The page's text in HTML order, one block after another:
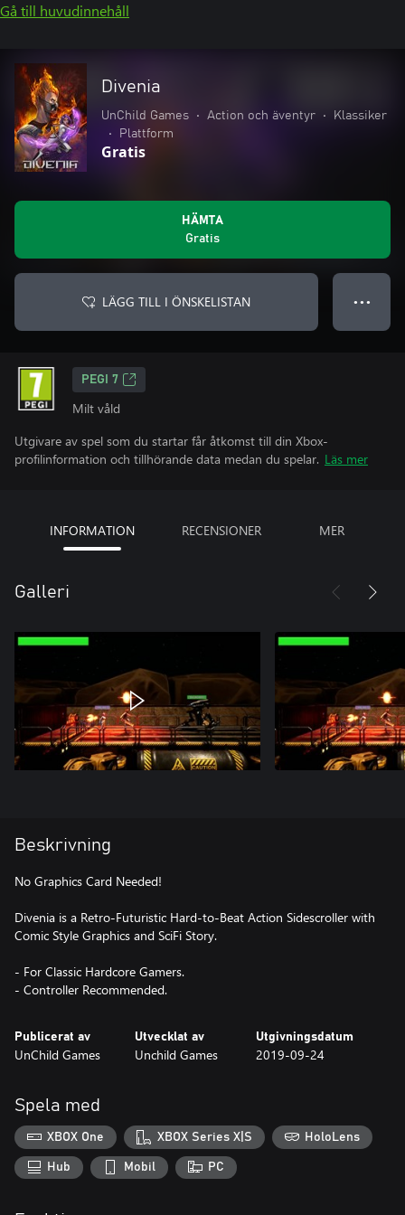
Gå till huvudinnehåll
Divenia
UnChild Games • Action och äventyr •
Klassiker
•
Plattform
Gratis
HÄMTA
Gratis
LÄGG TILL I ÖNSKELISTAN ● ● ●
PEGI 7
Milt våld
Utgivare av spel som du startar får åtkomst till din Xbox-
profilinformation och tillhörande data medan du spelar. Läs mer
INFORMATION RECENSIONER MER
Galleri
Beskrivning
No Graphics Card Needed!
Divenia is a Retro-Futuristic Hard-to-Beat Action Sidescroller with
Comic Style Graphics and SciFi Story.
- For Classic Hardcore Gamers.
- Controller Recommended.
Publicerat av
UnChild Games
Utvecklat av
Unchild Games
Utgivningsdatum
2019-09-24
Spela med
XBOX One XBOX Series X|S HoloLens
Hub Mobil PC